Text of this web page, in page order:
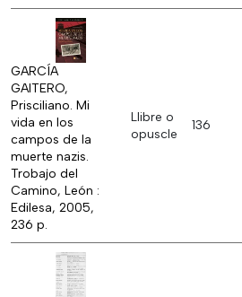
GARCÍA
GAITERO,
Prisciliano. Mi
vida en los
campos de la
muerte nazis.
Trobajo del
Camino, León :
Edilesa, 2005,
236 p.
Llibre o
opuscle
136